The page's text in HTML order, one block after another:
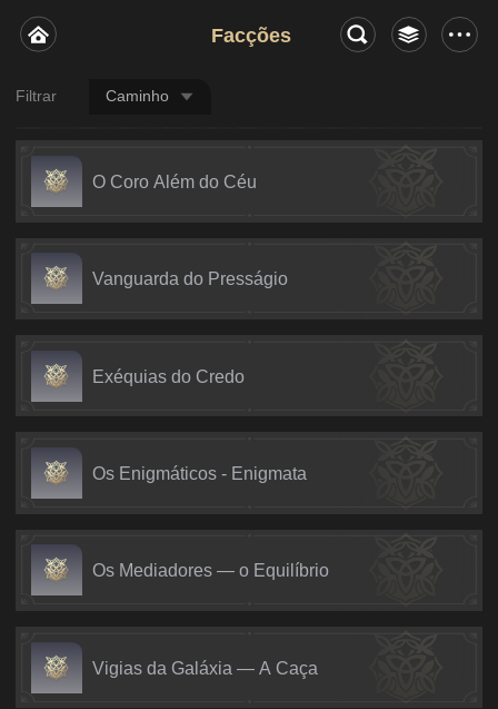
Facções
Filtrar Caminho
O Coro Além do Céu
Vanguarda do Presságio
Exéquias do Credo
Os Enigmáticos - Enigmata
Os Mediadores — o Equilíbrio
Vigias da Galáxia — A Caça